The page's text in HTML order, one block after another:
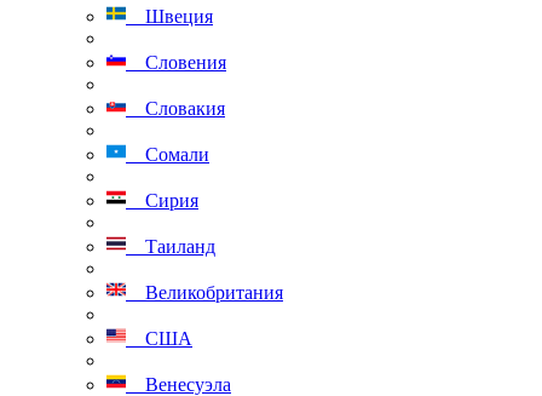
Швеция
Словения
Словакия
Сомали
Сирия
Таиланд
Великобритания
США
Венесуэла